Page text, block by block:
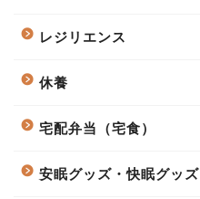
レジリエンス
休養
宅配弁当（宅食）
安眠グッズ・快眠グッズ